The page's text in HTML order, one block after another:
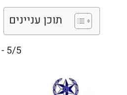
תוכן עניינים
5/5 - (2 הצבעות)